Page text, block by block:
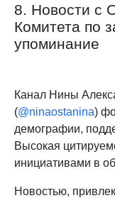
8. Новости с
Комитета по
упоминание
Канал Нины
(@ninaostanina)
демографии,
Высокая
инициативами в
Новостью,